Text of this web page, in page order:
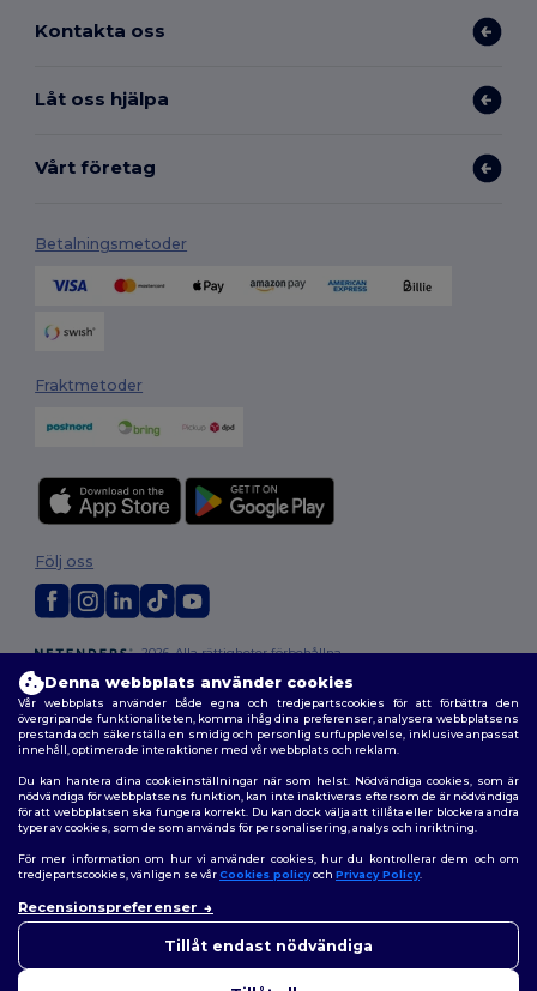
Kontakta oss
Låt oss hjälpa
Vårt företag
Betalningsmetoder
Fraktmetoder
2026. Alla rättigheter förbehållna
Allmänna Villkor|Anpassad policy| Integritetspolicy
|
Karta över webbplatsen
Följ oss
Denna webbplats använder cookies
Vår webbplats använder både egna och tredjepartscookies för att förbättra den
övergripande funktionaliteten, komma ihåg dina preferenser, analysera webbplatsens
prestanda och säkerställa en smidig och personlig surfupplevelse, inklusive anpassat
innehåll, optimerade interaktioner med vår webbplats och reklam.
Du kan hantera dina cookieinställningar när som helst. Nödvändiga cookies, som är
nödvändiga för webbplatsens funktion, kan inte inaktiveras eftersom de är nödvändiga
för att webbplatsen ska fungera korrekt. Du kan dock välja att tillåta eller blockera andra
typer av cookies, som de som används för personalisering, analys och inriktning.
För mer information om hur vi använder cookies, hur du kontrollerar dem och om
tredjepartscookies, vänligen se vårCookies policyoch Privacy Policy.
Recensionspreferenser
Tillåt endast nödvändiga
funderingar kan du kontakta